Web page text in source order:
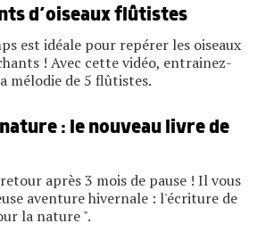
d’oiseaux flûtistes
est idéale pour repérer les oiseaux
! Avec cette vidéo, entrainez-
mélodie de 5 flûtistes.
: le nouveau livre de
après 3 mois de pause ! Il vous
aventure hivernale : l'écriture de
la nature ".